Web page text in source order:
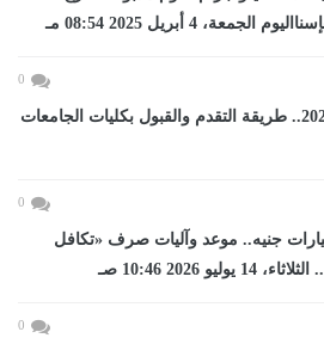
4 أبريل 2025 08:54 مـ
0
تنسيق الجامعات 2026.. طريقة التقدم والقبول بكليات الجامعات
0
تفوق 4 مليارات جنيه.. موعد وآليات صرف «تكافل
2026 10:46 صـ
0